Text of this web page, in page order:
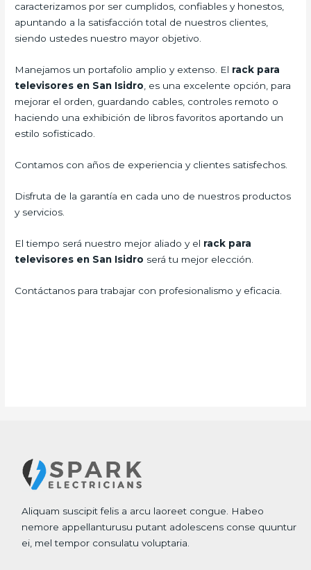
caracterizamos por ser cumplidos, confiables y honestos,
apuntando a la satisfacción total de nuestros clientes,
siendo ustedes nuestro mayor objetivo.
Manejamos un portafolio amplio y extenso. El rack para
televisores en San Isidro, es una excelente opción, para
mejorar el orden, guardando cables, controles remoto o
haciendo una exhibición de libros favoritos aportando un
estilo sofisticado.
Contamos con años de experiencia y clientes satisfechos.
Disfruta de la garantía en cada uno de nuestros productos
y servicios.
El tiempo será nuestro mejor aliado y el rack para
televisores en San Isidro será tu mejor elección.
Contáctanos para trabajar con profesionalismo y eficacia.
Aliquam suscipit felis a arcu laoreet congue. Habeo
nemore appellanturusu putant adolescens conse quuntur
ei, mel tempor consulatu voluptaria.